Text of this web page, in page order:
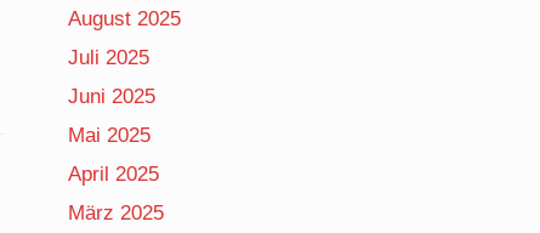
August 2025
Juli 2025
Juni 2025
Mai 2025
April 2025
März 2025